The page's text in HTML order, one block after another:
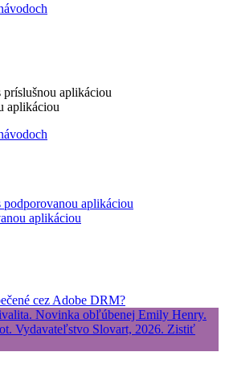
príslušnou aplikáciou
aplikáciou
podporovanou aplikáciou
aplikáciou
cez Adobe DRM?